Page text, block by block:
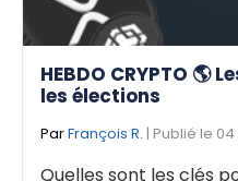
HEBDO CRYPTO 🌎
les élections
ParFrançois R. | Publié le
Quelles sont les clés